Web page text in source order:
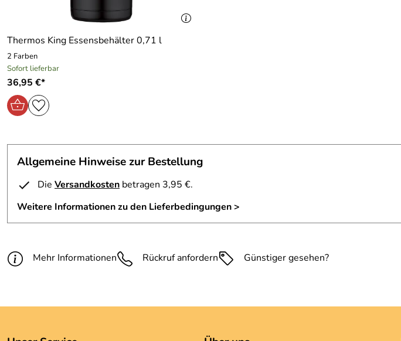
Thermos King Essensbehälter 0,71 l
2 Farben
Sofort lieferbar
36,95 €*
Allgemeine Hinweise zur Bestellung
Die Versandkosten betragen 3,95 €.
Weitere Informationen zu den Lieferbedingungen >
Mehr Informationen Rückruf anfordern Günstiger gesehen?